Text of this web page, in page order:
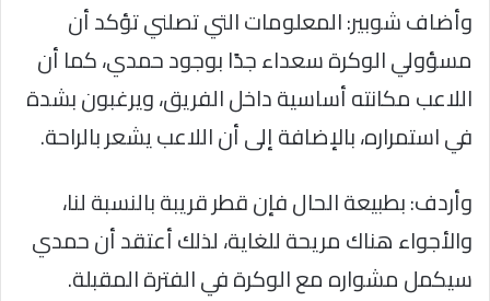
وأضاف شوبير: المعلومات التي تصلني تؤكد أن
مسؤولي الوكرة سعداء جدًا بوجود حمدي، كما أن
اللاعب مكانته أساسية داخل الفريق، ويرغبون بشدة
في استمراره، بالإضافة إلى أن اللاعب يشعر بالراحة.
وأردف: بطبيعة الحال فإن قطر قريبة بالنسبة لنا،
والأجواء هناك مريحة للغاية، لذلك أعتقد أن حمدي
سيكمل مشواره مع الوكرة في الفترة المقبلة.